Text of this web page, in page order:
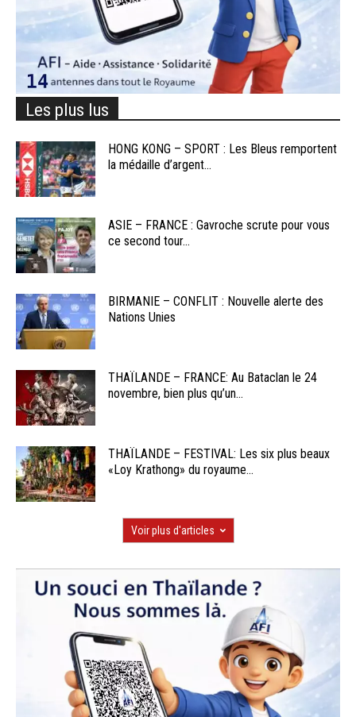
Les plus lus
HONG KONG – SPORT : Les Bleus remportent
la médaille d’argent...
ASIE – FRANCE : Gavroche scrute pour vous
ce second tour...
BIRMANIE – CONFLIT : Nouvelle alerte des
Nations Unies
THAÏLANDE – FRANCE: Au Bataclan le 24
novembre, bien plus qu’un...
THAÏLANDE – FESTIVAL: Les six plus beaux
«Loy Krathong» du royaume...
Voir plus d'articles